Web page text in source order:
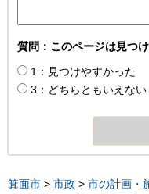
質問：このページは見つ
1：見つけやすかった
3：どちらともいえない
箕面市 > 市政 > 市の計画・